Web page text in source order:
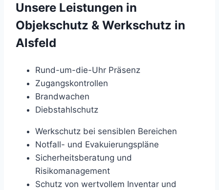
Unsere Leistungen in
Objekschutz & Werkschutz in
Alsfeld
Rund-um-die-Uhr Präsenz
Zugangskontrollen
Brandwachen
Diebstahlschutz
Werkschutz bei sensiblen Bereichen
Notfall- und Evakuierungspläne
Sicherheitsberatung und
Risikomanagement
Schutz von wertvollem Inventar und